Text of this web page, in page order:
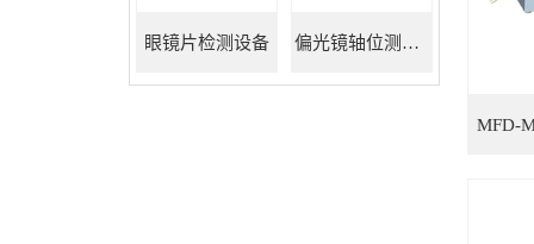
眼镜片检测设备 偏光镜轴位测试仪